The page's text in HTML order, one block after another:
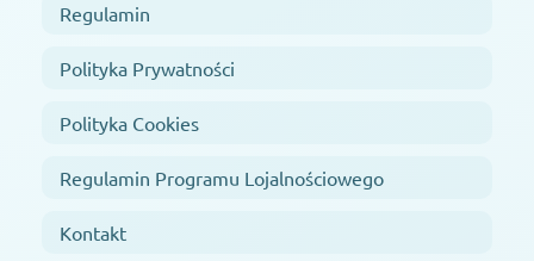
Regulamin
Polityka Prywatności
Polityka Cookies
Regulamin Programu Lojalnościowego
Kontakt